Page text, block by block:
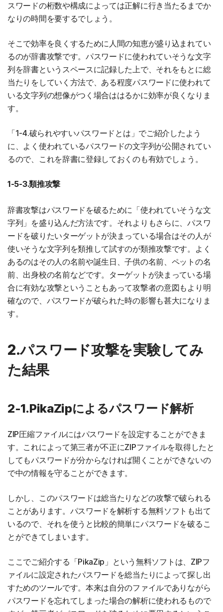
スワードの桁数や構成によっては正解に行き当たるまでか
なりの時間を要するでしょう。
そこで効率を良くするために人間の知恵が盛り込まれてい
るのが辞書攻撃です。パスワードに使われていそうな文字
列を辞書というスペースに記録した上で、それをもとに総
当たりをしていく方法で、ある程度パスワードに使われて
いる文字列の想像がつく場合ははるかに効率が良くなりま
す。
「1-4.破られやすいパスワードとは」でご紹介したよう
に、よく使われているパスワードの文字列が公開されてい
るので、これを辞書に登録しておくのも有効でしょう。
1-5-3.類推攻撃
辞書攻撃はパスワードを破るために「使われていそうな文
字列」を盛り込んだ方法です。それよりもさらに、パスワ
ードを破りたいターゲットが決まっている場合はその人が
使いそうな文字列を類推して試すのが類推攻撃です。よく
あるのはその人の名前や誕生日、子供の名前、ペットの名
前、出身校の名前などです。ターゲットが決まっている場
合に有効な攻撃ということもあって攻撃者の意図もより明
確なので、パスワードが破られた時の影響も甚大になりま
す。
2.パスワード攻撃を実験してみ
た結果
2-1.PikaZipによるパスワード解析
ZIP圧縮ファイルにはパスワードを設定することができま
す。これによって第三者が不正にZIPファイルを取得したと
してもパスワードが分からなければ開くことができないの
で中の情報を守ることができます。
しかし、このパスワードは総当たりなどの攻撃で破られる
ことがあります。パスワードを解析する無料ソフトも出て
いるので、それを使うと比較的簡単にパスワードを破るこ
とができてしまいます。
ここでご紹介する「PikaZip」という無料ソフトは、ZIPフ
ァイルに設定されたパスワードを総当たりによって探し出
すためのツールです。本来は自分のファイルでありながら
パスワードを忘れてしまった場合の解析に使われるもので